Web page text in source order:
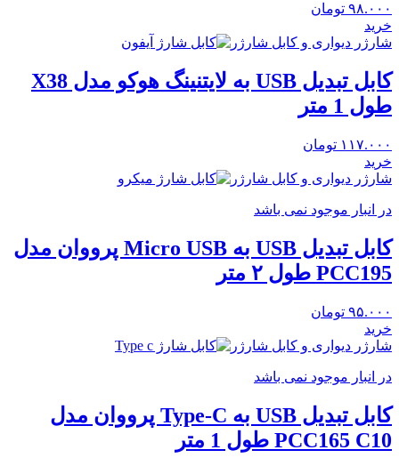
۹۸.۰۰۰ تومان
خرید
شارژر دیواری و کابل شارژر
کابل تبدیل USB به لایتنینگ هوکو مدل X38
طول 1 متر
۱۱۷.۰۰۰ تومان
خرید
شارژر دیواری و کابل شارژر
در انبار موجود نمی باشد
کابل تبدیل USB به Micro USB پرووان مدل
PCC195 طول ۲ متر
۹۵.۰۰۰ تومان
خرید
شارژر دیواری و کابل شارژر
در انبار موجود نمی باشد
کابل تبدیل USB به Type-C پرووان مدل
PCC165 C10 طول 1 متر